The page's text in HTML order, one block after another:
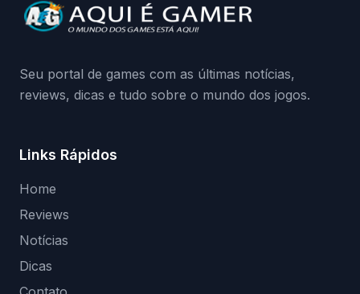
da Playground: negação do preload,
medidas contra acessos não autorizados
Seu portal de games com as últimas notícias,
reviews, dicas e tudo sobre o mundo dos jogos.
Links Rápidos
Home
Reviews
Notícias
Dicas